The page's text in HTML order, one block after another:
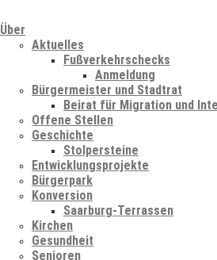
Über
Aktuelles
Fußverkehrschecks
Anmeldung
Bürgermeister und Stadtrat
Beirat für Migration und
Offene Stellen
Geschichte
Stolpersteine
Entwicklungsprojekte
Bürgerpark
Konversion
Saarburg-Terrassen
Kirchen
Gesundheit
Senioren